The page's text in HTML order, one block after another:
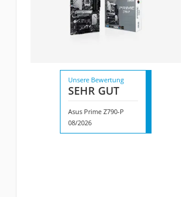
Unsere Bewertung
SEHR GUT
Asus Prime Z790-P
08/2026